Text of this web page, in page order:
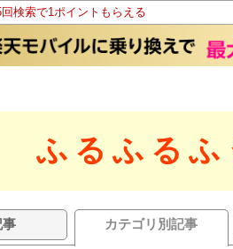
検索で1ポイントもらえる
ふるふるふ
事 カテゴリ別記事